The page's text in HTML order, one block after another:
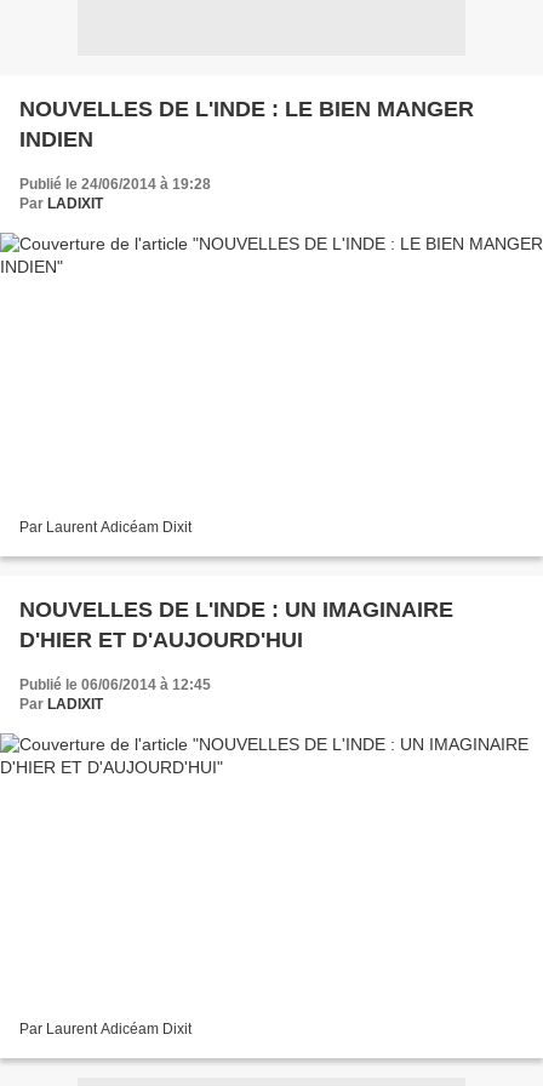
NOUVELLES DE L'INDE : LE BIEN MANGER
INDIEN
Publié le 24/06/2014 à 19:28
Par LADIXIT
Par Laurent Adicéam Dixit
NOUVELLES DE L'INDE : UN IMAGINAIRE
D'HIER ET D'AUJOURD'HUI
Publié le 06/06/2014 à 12:45
Par LADIXIT
Par Laurent Adicéam Dixit